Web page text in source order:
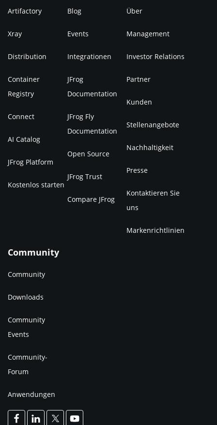
Artifactory
Xray
Distribution
Container
Registry
Connect
AI Catalog
JFrog Platform
Kostenlos starten
Blog
Events
Integrationen
JFrog
Documentation
JFrog Fly
Documentation
Open Source
JFrog Trust
Compare JFrog
Über
Management
Investor Relations
Partner
Kunden
Stellenangebote
Nachhaltigkeit
Presse
Kontaktieren Sie
uns
Markenrichtlinien
Community
Community
Downloads
Community
Events
Community-
Forum
Anwendungen